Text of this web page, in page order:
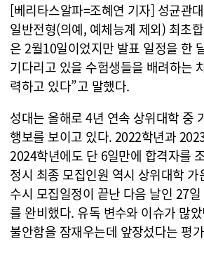
[베리타스알파=조혜연 기자] 성균관
일반전형(의예, 예체능계 제외) 최초
은 2월10일이었지만 발표 일정을 한
기다리고 있을 수험생들을 배려하는
력하고 있다”고 말했다.
성대는 올해로 4년 연속 상위대학 중
행보를 보이고 있다. 2022학년과
2024학년에도 단 6일만에 합격자를
정시 최종 모집인원 역시 상위대학
수시 모집일정이 끝난 다음 날인 27
를 완비했다. 유독 변수와 이슈가 많
불안함을 잠재우는데 앞장섰다는 평